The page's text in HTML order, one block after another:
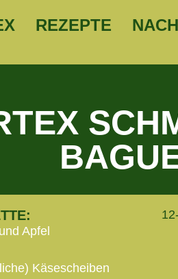
REZEPTE
Apfel
Käsescheiben